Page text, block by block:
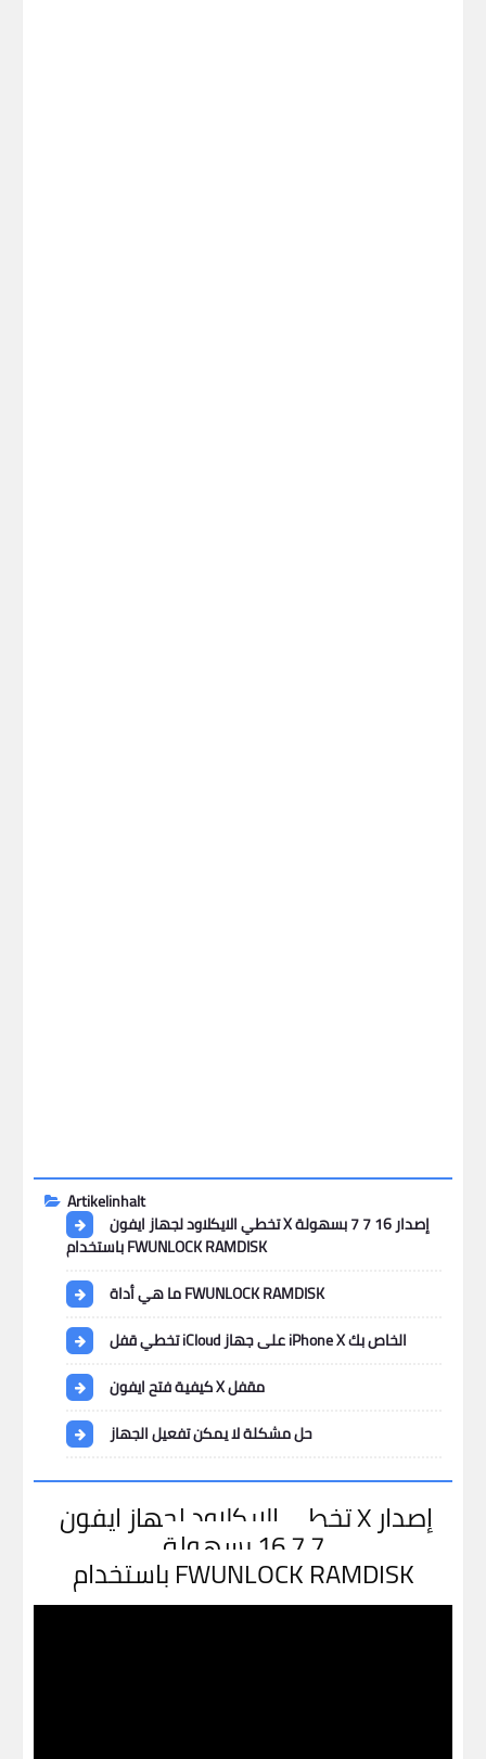
Artikelinhalt
تخطي الايكلاود لجهاز ايفون X إصدار 16 7 7 بسهولة
باستخدام FWUNLOCK RAMDISK
ما هي أداة FWUNLOCK RAMDISK
تخطي قفل iCloud على جهاز iPhone X الخاص بك
كيفية فتح ايفون X مقفل
حل مشكلة لا يمكن تفعيل الجهاز
تخطي الايكلاود لجهاز ايفون X إصدار
16.7.7 بسهولة
باستخدام FWUNLOCK RAMDISK